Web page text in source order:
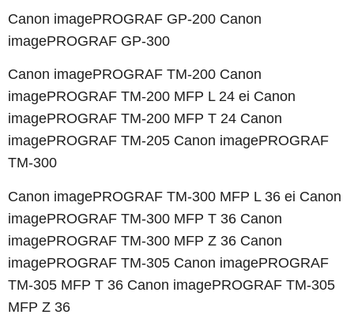
Canon imagePROGRAF GP-200 Canon
imagePROGRAF GP-300
Canon imagePROGRAF TM-200 Canon
imagePROGRAF TM-200 MFP L 24 ei Canon
imagePROGRAF TM-200 MFP T 24 Canon
imagePROGRAF TM-205 Canon imagePROGRAF
TM-300
Canon imagePROGRAF TM-300 MFP L 36 ei Canon
imagePROGRAF TM-300 MFP T 36 Canon
imagePROGRAF TM-300 MFP Z 36 Canon
imagePROGRAF TM-305 Canon imagePROGRAF
TM-305 MFP T 36 Canon imagePROGRAF TM-305
MFP Z 36